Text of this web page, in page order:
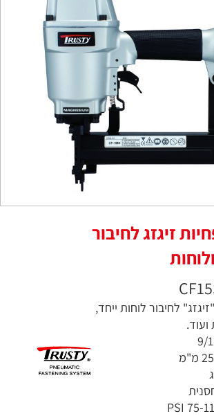
זיגזג לחיבור
לחיבור לוחות ייחד,
ועוד.